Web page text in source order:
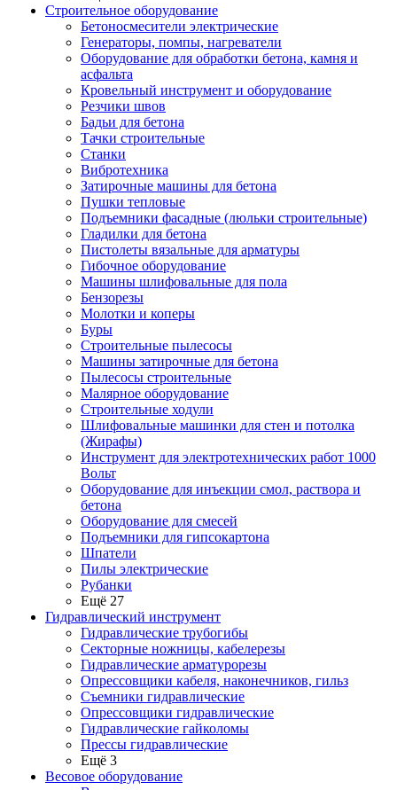
Строительное оборудование
Бетоносмесители электрические
Генераторы, помпы, нагреватели
Оборудование для обработки бетона, камня и
асфальта
Кровельный инструмент и оборудование
Резчики швов
Бадьи для бетона
Тачки строительные
Станки
Вибротехника
Затирочные машины для бетона
Пушки тепловые
Подъемники фасадные (люльки строительные)
Гладилки для бетона
Пистолеты вязальные для арматуры
Гибочное оборудование
Машины шлифовальные для пола
Бензорезы
Молотки и коперы
Буры
Строительные пылесосы
Машины затирочные для бетона
Пылесосы строительные
Малярное оборудование
Строительные ходули
Шлифовальные машинки для стен и потолка
(Жирафы)
Инструмент для электротехнических работ 1000
Вольт
Оборудование для инъекции смол, раствора и
бетона
Оборудование для смесей
Подъемники для гипсокартона
Шпатели
Пилы электрические
Рубанки
Ещё 27
Гидравлический инструмент
Гидравлические трубогибы
Секторные ножницы, кабелерезы
Гидравлические арматурорезы
Опрессовщики кабеля, наконечников, гильз
Съемники гидравлические
Опрессовщики гидравлические
Гидравлические гайколомы
Прессы гидравлические
Ещё 3
Весовое оборудование